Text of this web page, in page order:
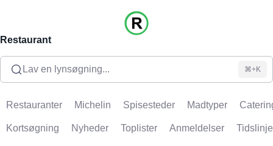
Restaurant
Lav en lynsøgning... ⌘+K
Restauranter Michelin Spisesteder Madtyper
Kortsøgning Nyheder Toplister Anmeldelser Tidslinje